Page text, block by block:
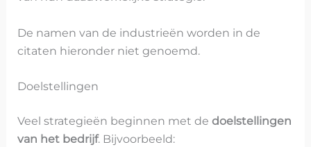
De namen van de industrieën worden in de
citaten hieronder niet genoemd.
Doelstellingen
Veel strategieën beginnen met de doelstellingen
van het bedrijf. Bijvoorbeeld: